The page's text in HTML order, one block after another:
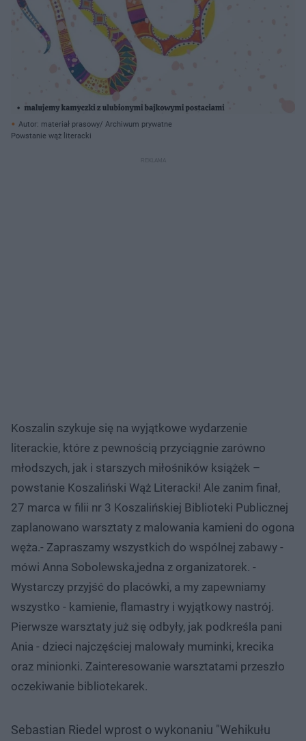
Autor: materiał prasowy/ Archiwum prywatne
Powstanie wąż literacki
Koszalin szykuje się na wyjątkowe wydarzenie
literackie, które z pewnością przyciągnie zarówno
młodszych, jak i starszych miłośników książek –
powstanie Koszaliński Wąż Literacki! Ale zanim finał,
27 marca w filii nr 3 Koszalińskiej Biblioteki Publicznej
zaplanowano warsztaty z malowania kamieni do ogona
węża.- Zapraszamy wszystkich do wspólnej zabawy -
mówi Anna Sobolewska,jedna z organizatorek. -
Wystarczy przyjść do placówki, a my zapewniamy
wszystko - kamienie, flamastry i wyjątkowy nastrój.
Pierwsze warsztaty już się odbyły, jak podkreśla pani
Ania - dzieci najczęściej malowały muminki, krecika
oraz minionki. Zainteresowanie warsztatami przeszło
oczekiwanie bibliotekarek.
Sebastian Riedel wprost o wykonaniu "Wehikułu